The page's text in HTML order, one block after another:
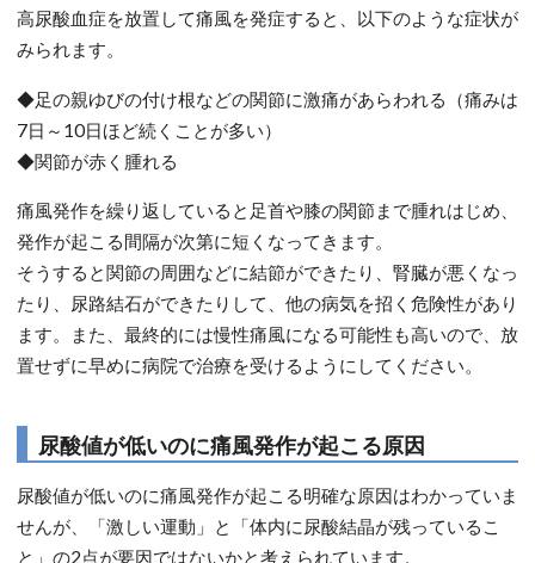
高尿酸血症を放置して痛風を発症すると、以下のような症状が
みられます。
◆足の親ゆびの付け根などの関節に激痛があらわれる（痛みは
7日～10日ほど続くことが多い）
◆関節が赤く腫れる
痛風発作を繰り返していると足首や膝の関節まで腫れはじめ、
発作が起こる間隔が次第に短くなってきます。
そうすると関節の周囲などに結節ができたり、腎臓が悪くなっ
たり、尿路結石ができたりして、他の病気を招く危険性があり
ます。また、最終的には慢性痛風になる可能性も高いので、放
置せずに早めに病院で治療を受けるようにしてください。
尿酸値が低いのに痛風発作が起こる原因
尿酸値が低いのに痛風発作が起こる明確な原因はわかっていま
せんが、「激しい運動」と「体内に尿酸結晶が残っているこ
と」の2点が要因ではないかと考えられています。